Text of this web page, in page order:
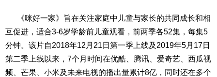
《咪好一家》旨在关注家庭中儿童与家长的共同成长和相
互促进，适合3-6岁学龄前儿童观看，前两季各52集，每集5
分钟。该片自2018年12月21日第一季上线及2019年5月17日
第二季上线以来，7个月时间在优酷、腾讯、爱奇艺、西瓜视
频、芒果、小米及未来电视的播出量累计8亿，同时还在多个